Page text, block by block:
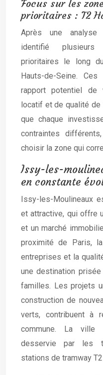
Focus sur les
prioritaires : T2
Après une analyse
identifié plusieurs
prioritaires le long
Hauts-de-Seine.
rapport potentiel de
locatif et de qualité
que chaque
contraintes
choisir la zone qui
Issy-les-
en constante
Issy-les-Moulineaux
et attractive, qui offre
et un marché
proximité de Paris,
entreprises et la
une destination
familles. Les projets
construction de
verts, contribuent à
commune. La ville
desservie par les
stations de tramway